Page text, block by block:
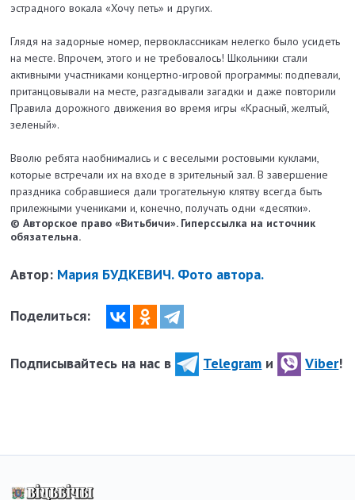
эстрадного вокала «Хочу петь» и других.
Глядя на задорные номер, первоклассникам нелегко было усидеть
на месте. Впрочем, этого и не требовалось! Школьники стали
активными участниками концертно-игровой программы: подпевали,
пританцовывали на месте, разгадывали загадки и даже повторили
Правила дорожного движения во время игры «Красный, желтый,
зеленый».
Вволю ребята наобнимались и с веселыми ростовыми куклами,
которые встречали их на входе в зрительный зал. В завершение
праздника собравшиеся дали трогательную клятву всегда быть
прилежными учениками и, конечно, получать одни «десятки».
© Авторское право «Витьбичи». Гиперссылка на источник
обязательна.
Автор: Мария БУДКЕВИЧ. Фото автора.
Поделиться:
Подписывайтесь на нас в Telegram и Viber!